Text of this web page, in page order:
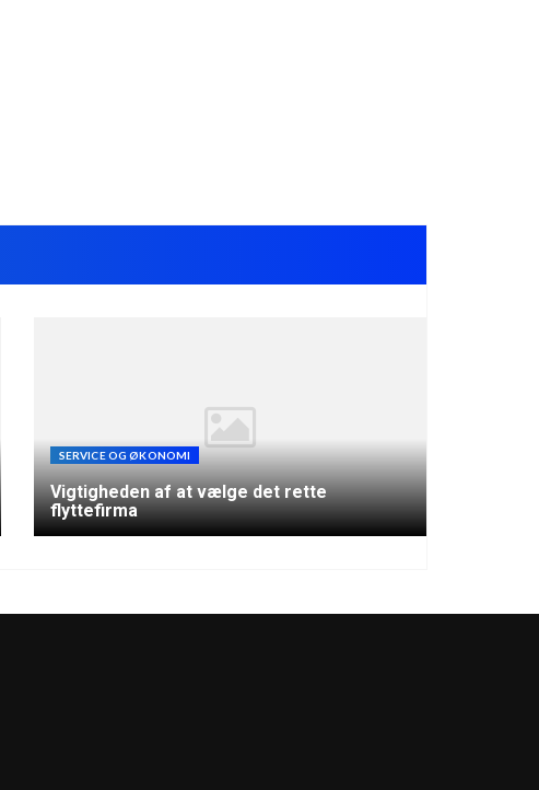
SERVICE OG ØKONOMI
Vigtigheden af at vælge det rette
flyttefirma